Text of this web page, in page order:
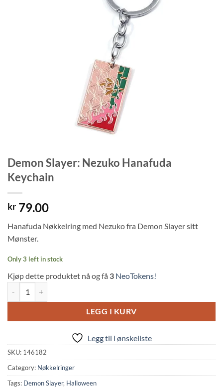
Demon Slayer: Nezuko Hanafuda
Keychain
kr 79.00
Hanafuda Nøkkelring med Nezuko fra Demon Slayer sitt
Mønster.
Only 3 left in stock
Kjøp dette produktet nå og få 3 NeoTokens!
LEGG I KURV
Legg til i ønskeliste
SKU: 146182
Category: Nøkkelringer
Tags: Demon Slayer, Halloween